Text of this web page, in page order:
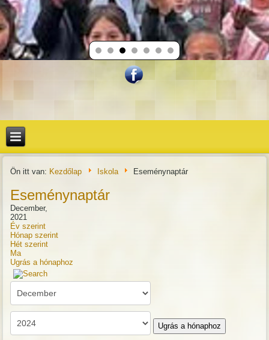
Ön itt van: Kezdőlap Iskola Eseménynaptár
Eseménynaptár
December,
2021
Év szerint
Hónap szerint
Hét szerint
Ma
Ugrás a hónaphoz
Ugrás a hónaphoz